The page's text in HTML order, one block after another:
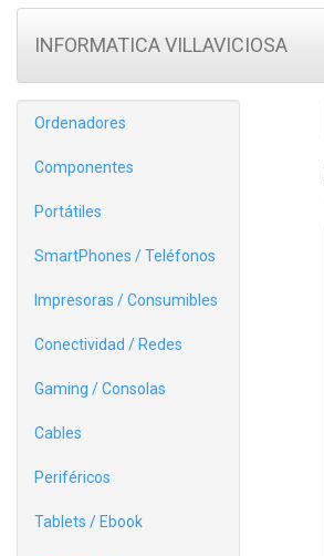
INFORMATICA VILLAVICIOSA
Ordenadores
Componentes
Portátiles
SmartPhones / Teléfonos
Impresoras / Consumibles
Conectividad / Redes
Gaming / Consolas
Cables
Periféricos
Tablets / Ebook